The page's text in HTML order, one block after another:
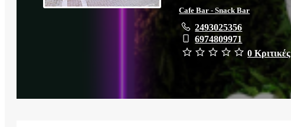
Cafe Bar - Snack Bar
2493025356
6974809971
0 Κριτικές